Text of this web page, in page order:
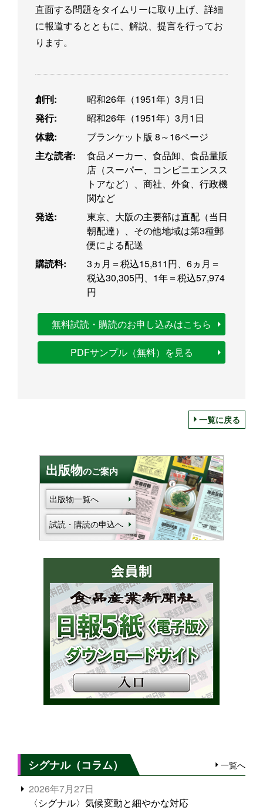
直面する問題をタイムリーに取り上げ、詳細
に報道するとともに、解説、提言を行ってお
ります。
創刊:
昭和26年（1951年）3月1日
発行:
昭和26年（1951年）3月1日
体裁:
ブランケット版 8～16ページ
主な読者:
食品メーカー、食品卸、食品量販
店（スーパー、コンビニエンスス
トアなど）、商社、外食、行政機
関など
発送:
東京、大阪の主要部は直配（当日
朝配達）、その他地域は第3種郵
便による配送
購読料:
3ヵ月＝税込15,811円、6ヵ月＝
税込30,305円、1年＝税込57,974
円
無料試読・購読のお申し込みはこちら
PDFサンプル（無料）を見る
一覧に戻る
出版物のご案内
出版物一覧へ
試読・購読の申込へ
シグナル（コラム） 一覧へ
2026年7月27日
〈シグナル〉気候変動と細やかな対応